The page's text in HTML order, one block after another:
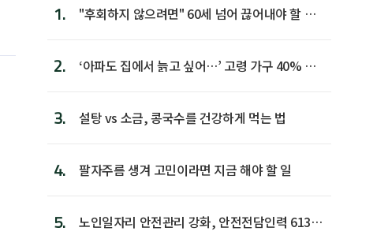
1.
"후회하지 않으려면" 60세 넘어 끊어내야 할 사
2.
‘아파도 집에서 늙고 싶어…’ 고령 가구 40% 노
3. 설탕 vs 소금, 콩국수를 건강하게 먹는 법
4. 팔자주름 생겨 고민이라면 지금 해야 할 일
5.
노인일자리 안전관리 강화, 안전전담인력 613명